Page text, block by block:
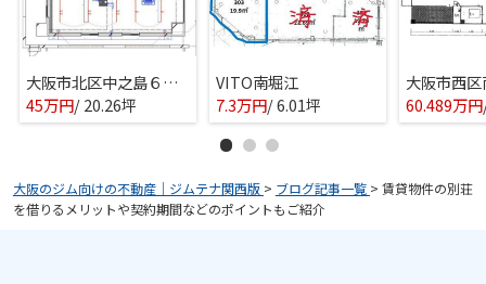
大阪市北区中之島６丁目のマンション(一室)
45万円/ 20.26坪
VITO南堀江
7.3万円/ 6.01坪 60.489万円
大阪のジム向けの不動産｜ジムテナ関西版 > ブログ記事一覧 > 賃貸物件の別荘
を借りるメリットや契約期間などのポイントもご紹介